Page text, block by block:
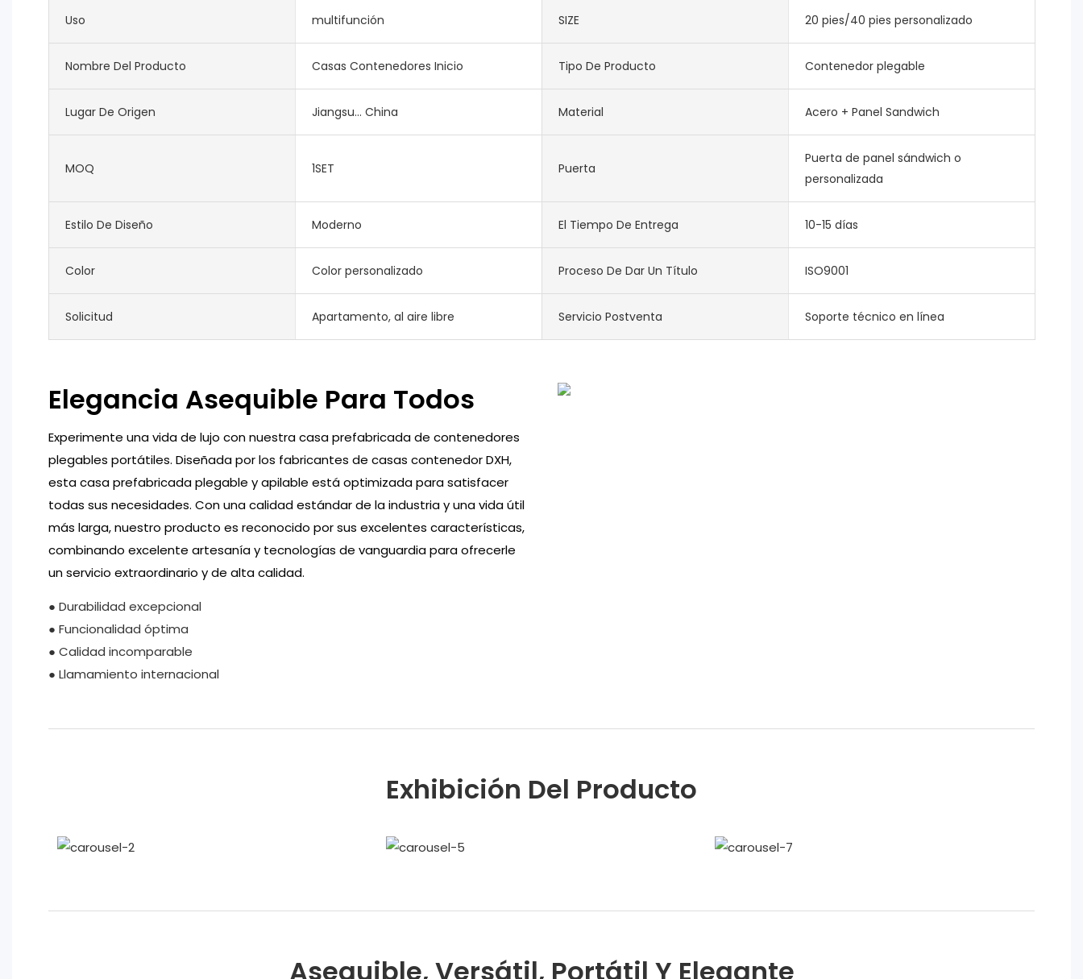
Uso multifunción SIZE 20 pies/40 pies personalizado
Nombre Del Producto Casas Contenedores Inicio Tipo De Producto Contenedor plegable
Lugar De Origen Jiangsu... China Material Acero + Panel Sandwich
MOQ 1SET Puerta
Puerta de panel sándwich o
personalizada
Estilo De Diseño Moderno El Tiempo De Entrega 10-15 días
Color Color personalizado Proceso De Dar Un Título ISO9001
Solicitud Apartamento, al aire libre Servicio Postventa Soporte técnico en línea
Elegancia Asequible Para Todos
Experimente una vida de lujo con nuestra casa prefabricada de contenedores
plegables portátiles. Diseñada por los fabricantes de casas contenedor DXH,
esta casa prefabricada plegable y apilable está optimizada para satisfacer
todas sus necesidades. Con una calidad estándar de la industria y una vida útil
más larga, nuestro producto es reconocido por sus excelentes características,
combinando excelente artesanía y tecnologías de vanguardia para ofrecerle
un servicio extraordinario y de alta calidad.
● Durabilidad excepcional
● Funcionalidad óptima
● Calidad incomparable
● Llamamiento internacional
Exhibición Del Producto
Asequible, Versátil, Portátil Y Elegante